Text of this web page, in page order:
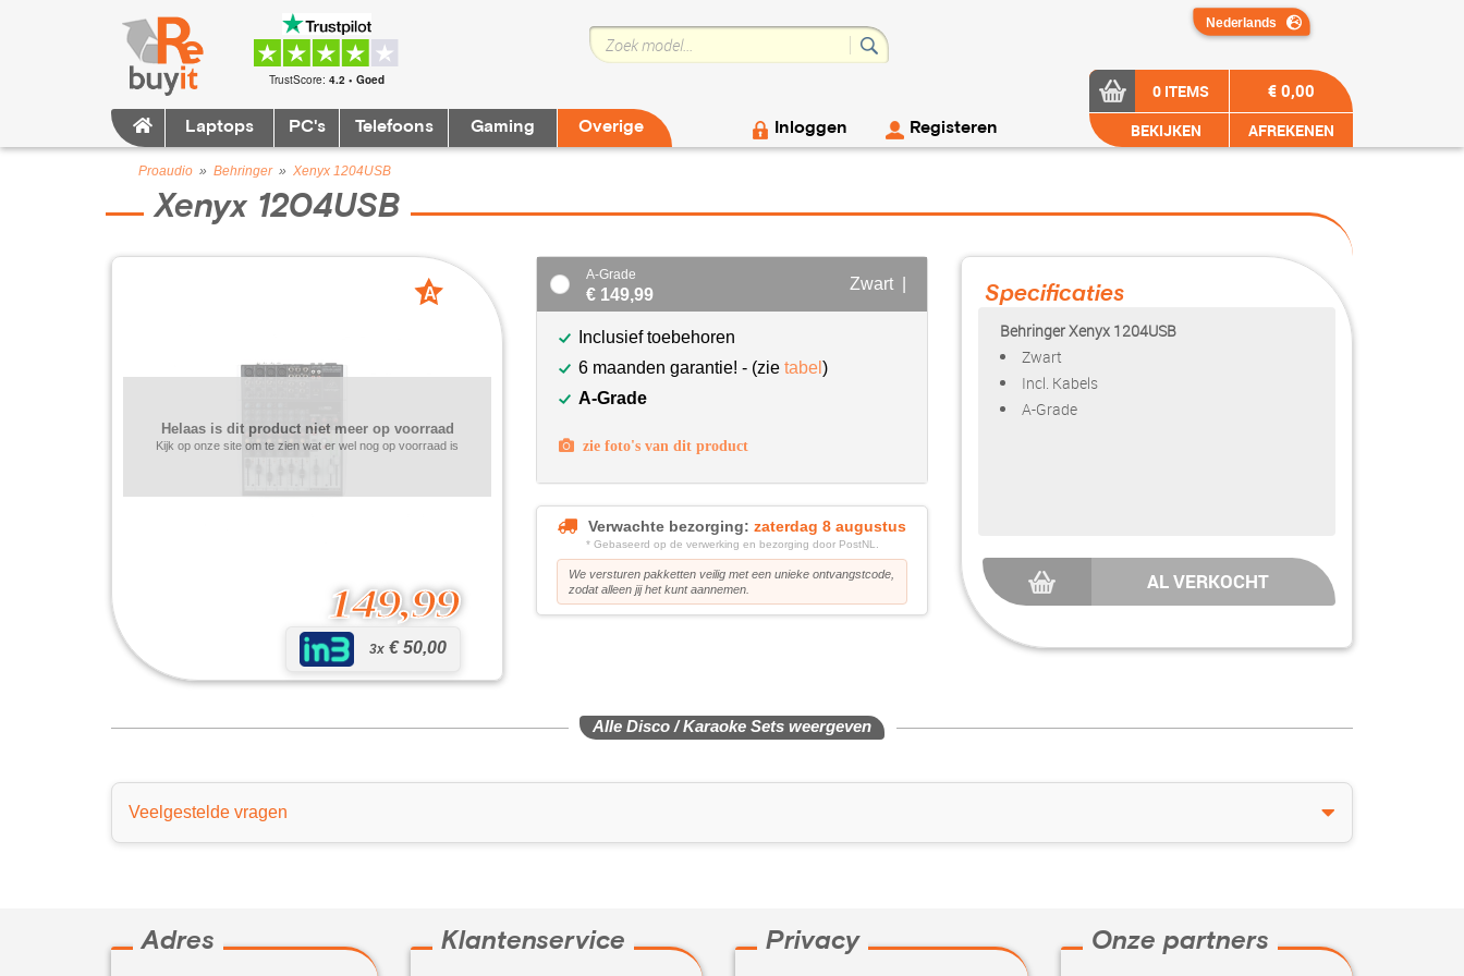
TrustScore: 4.2 • Goed
Laptops PC's Telefoons Gaming Overige Inloggen Registeren
0 ITEMS
BEKIJKEN
€ 0,00
AFREKENEN
Proaudio » Behringer» Xenyx 1204USB
Xenyx 1204USB
149,99
3x € 50,00
Helaas is dit product niet meer op voorraad
Kijk op onze site om te zien wat er wel nog op voorraad is
A
A-Grade
€ 149,99
Zwart |
Inclusief toebehoren
6 maanden garantie! - (zie tabel )
A-Grade
zie foto's van dit product
Verwachte bezorging: zaterdag 8 augustus
* Gebaseerd op de verwerking en bezorging door PostNL.
We versturen pakketten veilig met een unieke ontvangstcode,
zodat alleen jij het kunt aannemen.
Specificaties
Behringer Xenyx 1204USB
Zwart
Incl. Kabels
A-Grade
AL VERKOCHT
Alle Disco / Karaoke Sets weergeven
Veelgestelde vragen
Adres Klantenservice Privacy Onze partners